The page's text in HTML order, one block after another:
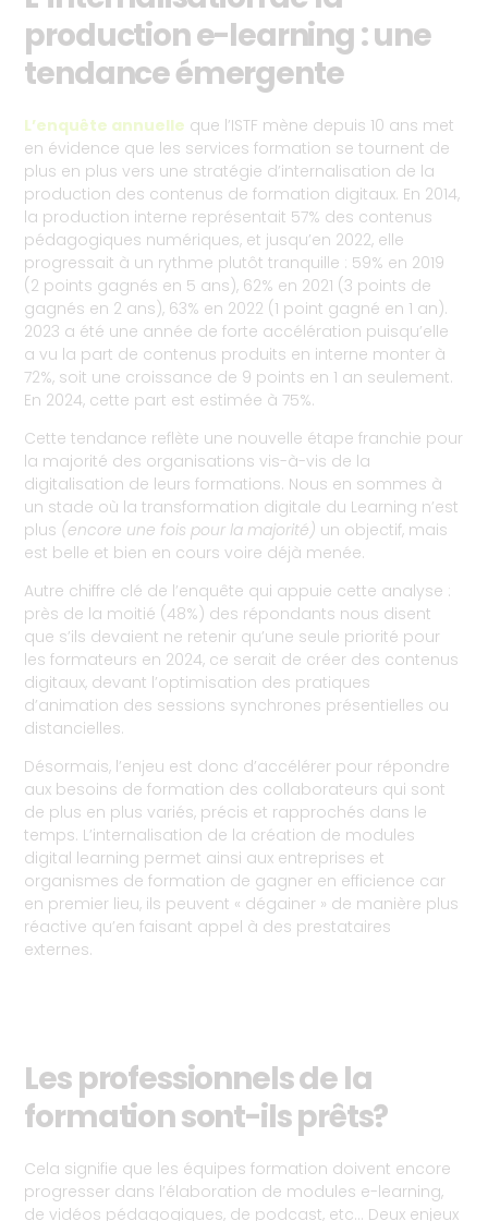
production e-learning : une
tendance émergente
L’enquête annuelle que l’ISTF mène depuis 10 ans met
en évidence que les services formation se tournent de
plus en plus vers une stratégie d’internalisation de la
production des contenus de formation digitaux. En 2014,
la production interne représentait 57% des contenus
pédagogiques numériques, et jusqu’en 2022, elle
progressait à un rythme plutôt tranquille : 59% en 2019
(2 points gagnés en 5 ans), 62% en 2021 (3 points de
gagnés en 2 ans), 63% en 2022 (1 point gagné en 1 an).
2023 a été une année de forte accélération puisqu’elle
a vu la part de contenus produits en interne monter à
72%, soit une croissance de 9 points en 1 an seulement.
En 2024, cette part est estimée à 75%.
Cette tendance reflète une nouvelle étape franchie pour
la majorité des organisations vis-à-vis de la
digitalisation de leurs formations. Nous en sommes à
un stade où la transformation digitale du Learning n’est
plus (encore une fois pour la majorité) un objectif, mais
est belle et bien en cours voire déjà menée.
Autre chiffre clé de l’enquête qui appuie cette analyse :
près de la moitié (48%) des répondants nous disent
que s’ils devaient ne retenir qu’une seule priorité pour
les formateurs en 2024, ce serait de créer des contenus
digitaux, devant l’optimisation des pratiques
d’animation des sessions synchrones présentielles ou
distancielles.
Désormais, l’enjeu est donc d’accélérer pour répondre
aux besoins de formation des collaborateurs qui sont
de plus en plus variés, précis et rapprochés dans le
temps. L’internalisation de la création de modules
digital learning permet ainsi aux entreprises et
organismes de formation de gagner en efficience car
en premier lieu, ils peuvent « dégainer » de manière plus
réactive qu’en faisant appel à des prestataires
externes.
Les professionnels de la
formation sont-ils prêts?
Cela signifie que les équipes formation doivent encore
progresser dans l’élaboration de modules e-learning,
de vidéos pédagogiques, de podcast, etc… Deux enjeux